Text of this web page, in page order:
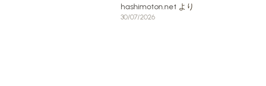
hashimoton.net より
30/07/2026